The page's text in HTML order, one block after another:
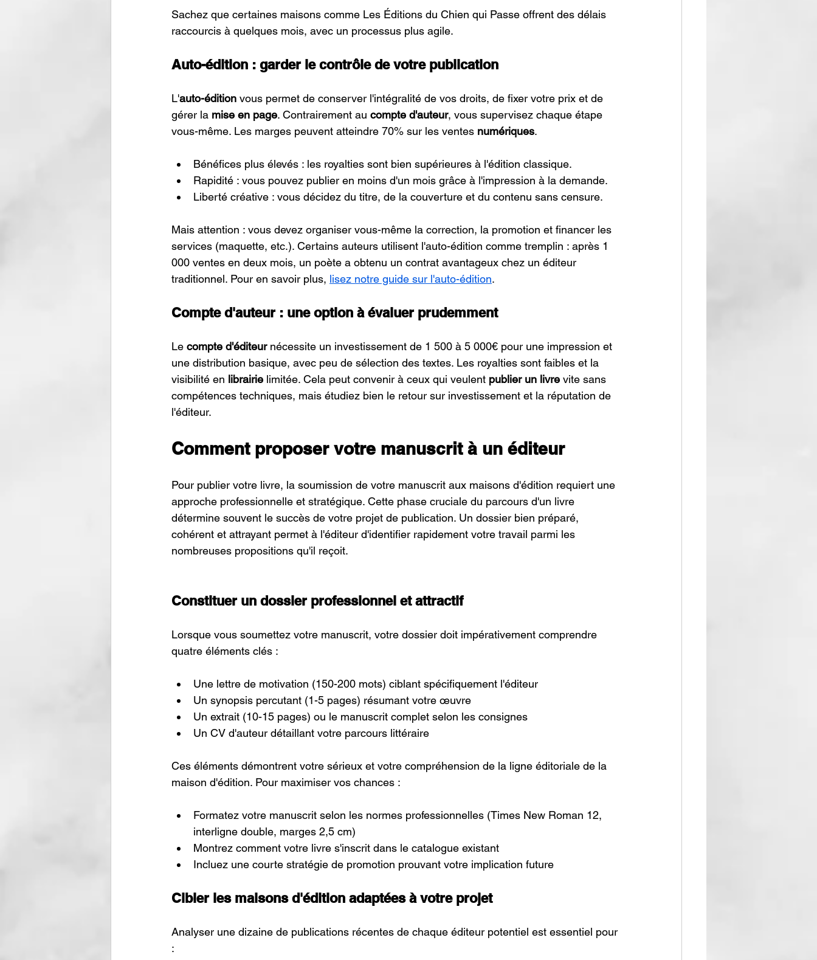
Sachez que certaines maisons comme Les Éditions du Chien qui Passe offrent des délais
raccourcis à quelques mois, avec un processus plus agile.
Auto-édition : garder le contrôle de votre publication
L'auto-édition vous permet de conserver l'intégralité de vos droits, de fixer votre prix et de
gérer la mise en page. Contrairement au compte d'auteur, vous supervisez chaque étape
vous-même. Les marges peuvent atteindre 70% sur les ventes numériques.
Bénéfices plus élevés : les royalties sont bien supérieures à l'édition classique.
Rapidité : vous pouvez publier en moins d'un mois grâce à l'impression à la demande.
Liberté créative : vous décidez du titre, de la couverture et du contenu sans censure.
Mais attention : vous devez organiser vous-même la correction, la promotion et financer les
services (maquette, etc.). Certains auteurs utilisent l'auto-édition comme tremplin : après 1
000 ventes en deux mois, un poète a obtenu un contrat avantageux chez un éditeur
traditionnel. Pour en savoir plus, lisez notre guide sur l'auto-édition.
Compte d'auteur : une option à évaluer prudemment
Le compte d'éditeur nécessite un investissement de 1 500 à 5 000€ pour une impression et
une distribution basique, avec peu de sélection des textes. Les royalties sont faibles et la
visibilité en librairie limitée. Cela peut convenir à ceux qui veulent publier un livre vite sans
compétences techniques, mais étudiez bien le retour sur investissement et la réputation de
l'éditeur.
Comment proposer votre manuscrit à un éditeur
Pour publier votre livre, la soumission de votre manuscrit aux maisons d'édition requiert une
approche professionnelle et stratégique. Cette phase cruciale du parcours d'un livre
détermine souvent le succès de votre projet de publication. Un dossier bien préparé,
cohérent et attrayant permet à l'éditeur d'identifier rapidement votre travail parmi les
nombreuses propositions qu'il reçoit.
Constituer un dossier professionnel et attractif
Lorsque vous soumettez votre manuscrit, votre dossier doit impérativement comprendre
quatre éléments clés :
Une lettre de motivation (150-200 mots) ciblant spécifiquement l'éditeur
Un synopsis percutant (1-5 pages) résumant votre œuvre
Un extrait (10-15 pages) ou le manuscrit complet selon les consignes
Un CV d'auteur détaillant votre parcours littéraire
Ces éléments démontrent votre sérieux et votre compréhension de la ligne éditoriale de la
maison d'édition. Pour maximiser vos chances :
Formatez votre manuscrit selon les normes professionnelles (Times New Roman 12,
interligne double, marges 2,5 cm)
Montrez comment votre livre s'inscrit dans le catalogue existant
Incluez une courte stratégie de promotion prouvant votre implication future
Cibler les maisons d'édition adaptées à votre projet
Analyser une dizaine de publications récentes de chaque éditeur potentiel est essentiel pour
: